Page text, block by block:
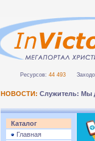
Ресурсов: 44 493
НОВОСТИ: Служитель: Мы
Каталог
Главная